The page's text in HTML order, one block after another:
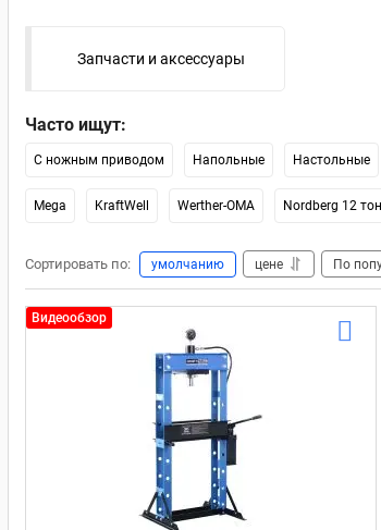
Запчасти и аксессуары
Часто ищут:
С ножным приводом Напольные Настольные
Mega KraftWell Werther-OMA Nordberg 12
Сортировать по: умолчанию цене По
Видеообзор